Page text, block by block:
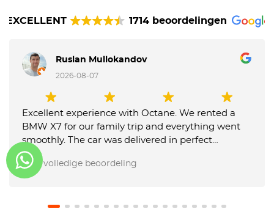
EXCELLENT 1714 beoordelingen
Ruslan Mullokandov
2026-08-07
Excellent experience with Octane. We rented a
BMW X7 for our family trip and everything went
smoothly. The car was delivered in perfect
condition, communication was fast and
professional, and the team was very flexible with
our requests. They also made the airport return
Lees volledige beoordeling